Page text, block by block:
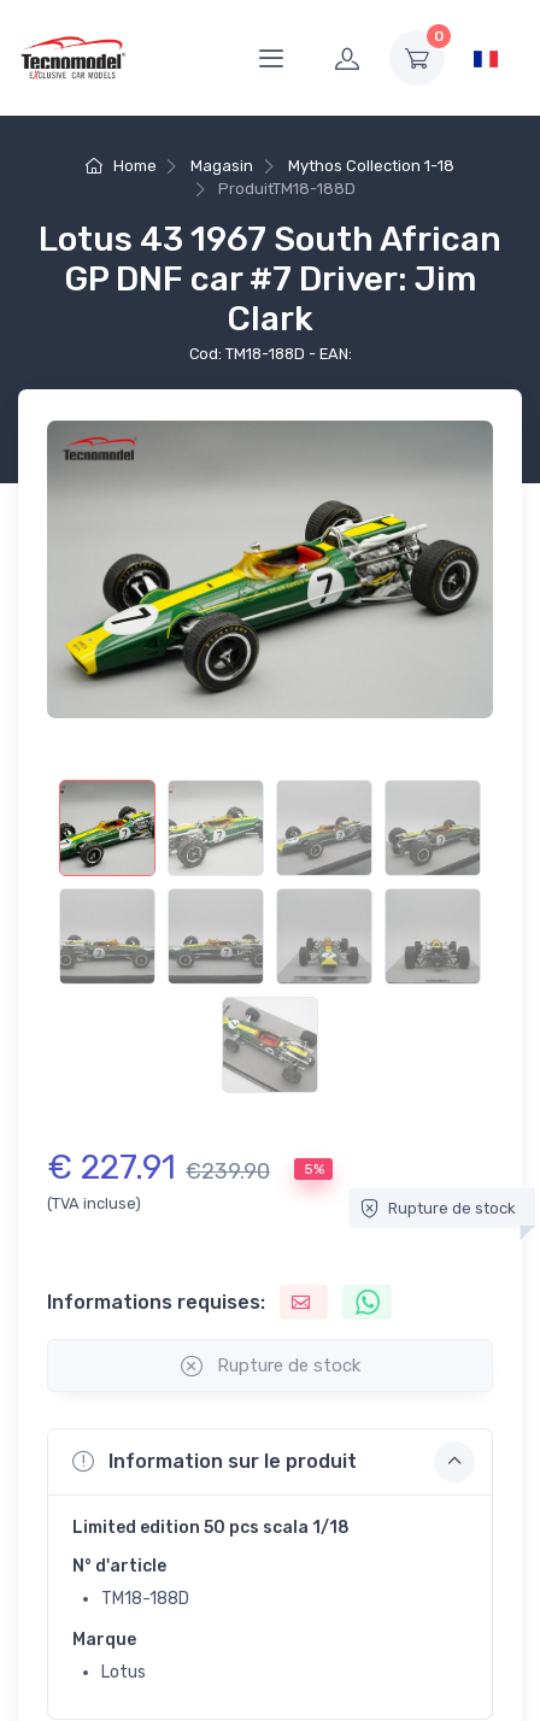
0
Home Magasin
Mythos Collection 1-18
ProduitTM18-188D
Lotus 43 1967 South African
GP DNF car #7 Driver: Jim
Clark
Cod: TM18-188D - EAN:
€ 227.91 €239.90 5%
(TVA incluse) Rupture de stock
Informations requises:
Rupture de stock
Information sur le produit
Limited edition 50 pcs scala 1/18
N° d'article
TM18-188D
Marque
Lotus